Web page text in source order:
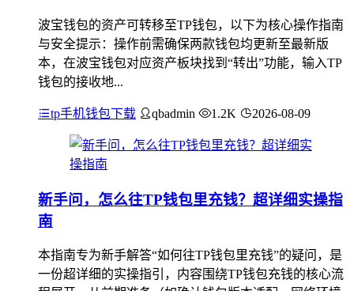
波宝钱包的资产可转移至TP钱包，以下为核心操作指南
与安全提示：操作前需确保两款钱包均更新至最新版
本，在波宝钱包对应资产板块找到“转出”功能，输入TP
钱包的接收地...
tp手机钱包下载 qbadmin 1.2K 2026-08-09
新手问，怎么往TP钱包里充钱？超详细实操指
南
本指南专为新手解答“如何往TP钱包里充钱”的疑问，是
一份超详细的实操指引，内容围绕TP钱包充钱的核心流